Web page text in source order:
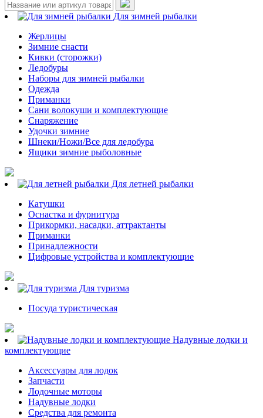
Для зимней рыбалки
Жерлицы
Зимние снасти
Кивки (сторожки)
Ледобуры
Наборы для зимней рыбалки
Одежда
Приманки
Сани волокуши и комплектующие
Снаряжение
Удочки зимние
Шнеки/Ножи/Все для ледобура
Ящики зимние рыболовные
Для летней рыбалки
Катушки
Оснастка и фурнитура
Прикормки, насадки, аттрактанты
Приманки
Принадлежности
Цифровые устройства и комплектующие
Для туризма
Посуда туристическая
Надувные лодки и
комплектующие
Аксессуары для лодок
Запчасти
Лодочные моторы
Надувные лодки
Средства для ремонта